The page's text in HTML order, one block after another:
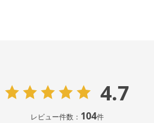
4.7
レビュー件数： 104件